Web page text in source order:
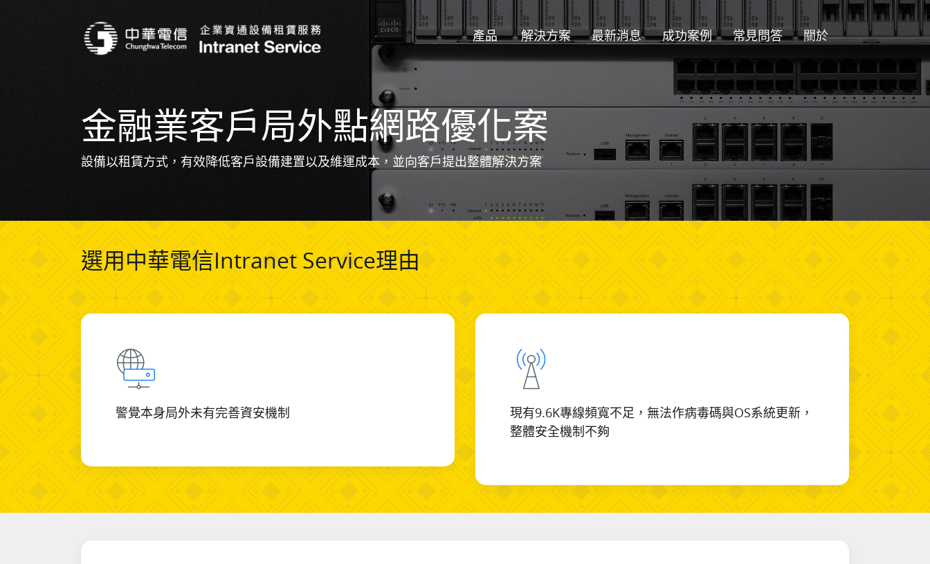
產品 解決方案 最新消息 成功案例 常見問答 關於
金融業客戶局外點網路優化案
設備以租賃方式，有效降低客戶設備建置以及維運成本，並向客戶提出整體解決方案
選用中華電信Intranet Service理由
警覺本身局外未有完善資安機制
現有9.6K專線頻寬不足，無法作病毒碼與OS系統更新，
整體安全機制不夠